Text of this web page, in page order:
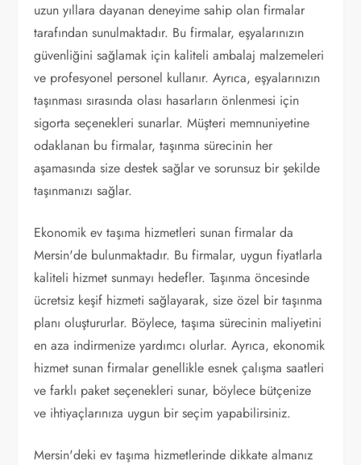
uzun yıllara dayanan deneyime sahip olan firmalar
tarafından sunulmaktadır. Bu firmalar, eşyalarınızın
güvenliğini sağlamak için kaliteli ambalaj malzemeleri
ve profesyonel personel kullanır. Ayrıca, eşyalarınızın
taşınması sırasında olası hasarların önlenmesi için
sigorta seçenekleri sunarlar. Müşteri memnuniyetine
odaklanan bu firmalar, taşınma sürecinin her
aşamasında size destek sağlar ve sorunsuz bir şekilde
taşınmanızı sağlar.
Ekonomik ev taşıma hizmetleri sunan firmalar da
Mersin'de bulunmaktadır. Bu firmalar, uygun fiyatlarla
kaliteli hizmet sunmayı hedefler. Taşınma öncesinde
ücretsiz keşif hizmeti sağlayarak, size özel bir taşınma
planı oluştururlar. Böylece, taşıma sürecinin maliyetini
en aza indirmenize yardımcı olurlar. Ayrıca, ekonomik
hizmet sunan firmalar genellikle esnek çalışma saatleri
ve farklı paket seçenekleri sunar, böylece bütçenize
ve ihtiyaçlarınıza uygun bir seçim yapabilirsiniz.
Mersin'deki ev taşıma hizmetlerinde dikkate almanız